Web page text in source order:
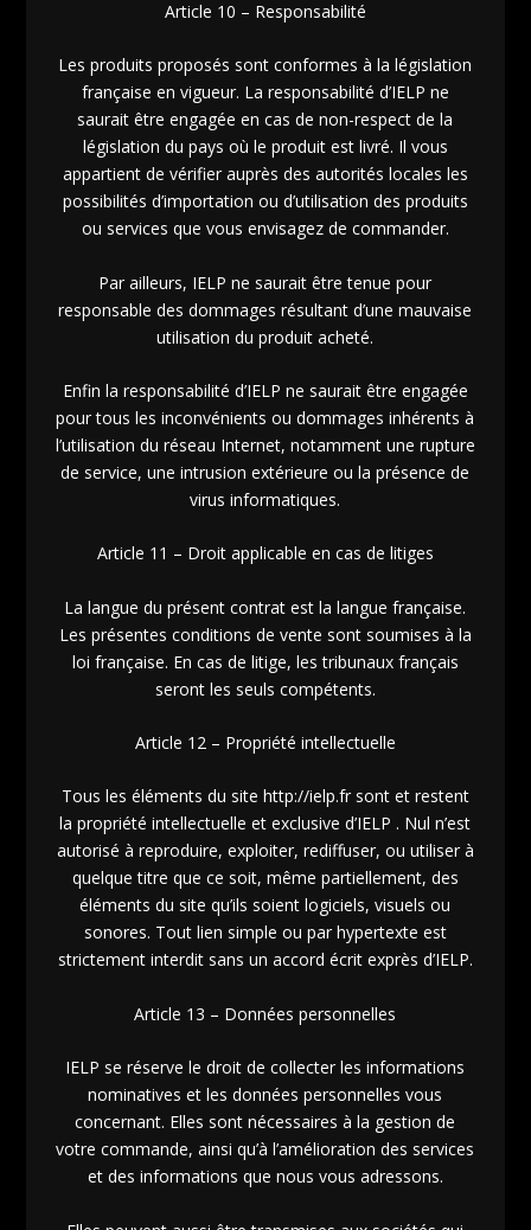
Article 10 – Responsabilité
Les produits proposés sont conformes à la législation
française en vigueur. La responsabilité d’IELP ne
saurait être engagée en cas de non-respect de la
législation du pays où le produit est livré. Il vous
appartient de vérifier auprès des autorités locales les
possibilités d’importation ou d’utilisation des produits
ou services que vous envisagez de commander.
Par ailleurs, IELP ne saurait être tenue pour
responsable des dommages résultant d’une mauvaise
utilisation du produit acheté.
Enfin la responsabilité d’IELP ne saurait être engagée
pour tous les inconvénients ou dommages inhérents à
l’utilisation du réseau Internet, notamment une rupture
de service, une intrusion extérieure ou la présence de
virus informatiques.
Article 11 – Droit applicable en cas de litiges
La langue du présent contrat est la langue française.
Les présentes conditions de vente sont soumises à la
loi française. En cas de litige, les tribunaux français
seront les seuls compétents.
Article 12 – Propriété intellectuelle
Tous les éléments du site http://ielp.fr sont et restent
la propriété intellectuelle et exclusive d’IELP . Nul n’est
autorisé à reproduire, exploiter, rediffuser, ou utiliser à
quelque titre que ce soit, même partiellement, des
éléments du site qu’ils soient logiciels, visuels ou
sonores. Tout lien simple ou par hypertexte est
strictement interdit sans un accord écrit exprès d’IELP.
Article 13 – Données personnelles
IELP se réserve le droit de collecter les informations
nominatives et les données personnelles vous
concernant. Elles sont nécessaires à la gestion de
votre commande, ainsi qu’à l’amélioration des services
et des informations que nous vous adressons.